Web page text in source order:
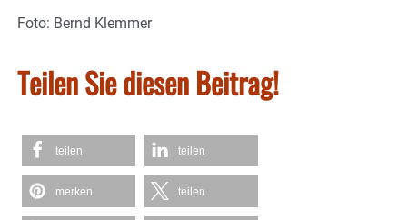
Foto: Bernd Klemmer
Teilen Sie diesen Beitrag!
teilen teilen
merken teilen